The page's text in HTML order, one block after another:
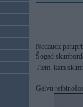
Nedaudz
Šogad
Tiem, kam
Galvu